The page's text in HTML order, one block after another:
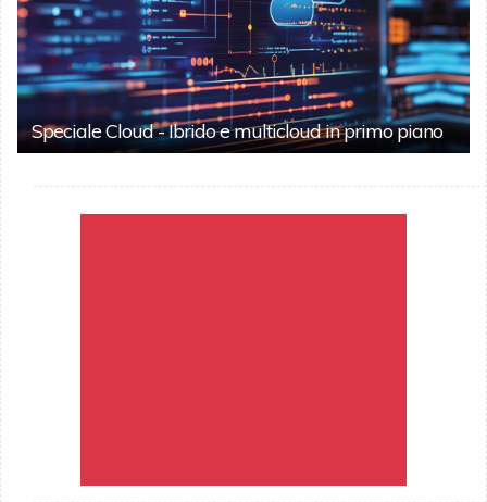
Speciale Cloud - Ibrido e multicloud in primo piano